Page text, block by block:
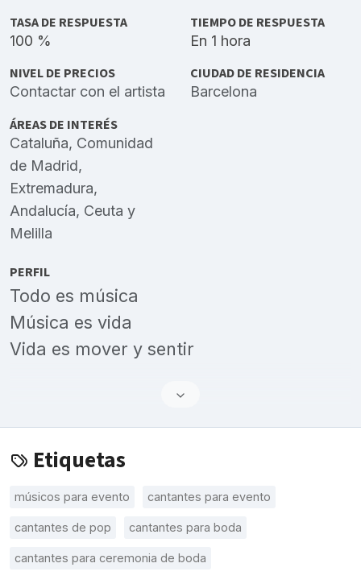
TASA DE RESPUESTA
100 %
TIEMPO DE RESPUESTA
En 1 hora
NIVEL DE PRECIOS
Contactar con el artista
CIUDAD DE RESIDENCIA
Barcelona
ÁREAS DE INTERÉS
Cataluña, Comunidad
de Madrid,
Extremadura,
Andalucía, Ceuta y
Melilla
PERFIL
Todo es música
Música es vida
Vida es mover y sentir
Etiquetas
músicos para evento cantantes para evento
cantantes de pop cantantes para boda
cantantes para ceremonia de boda